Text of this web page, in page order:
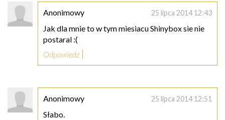
Anonimowy 25 lipca 2014 12:43
Jak dla mnie to w tym miesiacu Shinybox sie nie
postaral :(
Odpowiedz
Anonimowy 25 lipca 2014 12:51
Słabo.